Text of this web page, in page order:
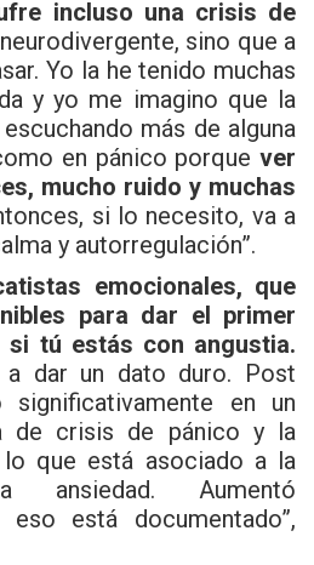
incluso una crisis de
sino que a
Yo la he tenido muchas
y yo me imagino que la
más de alguna
en pánico porque ver
mucho ruido y muchas
si lo necesito, va a
y autorregulación”.
emocionales, que
para dar el primer
si tú estás con angustia.
dar un dato duro. Post
significativamente en un
de crisis de pánico y la
que está asociado a la
Aumentó
eso está documentado”,